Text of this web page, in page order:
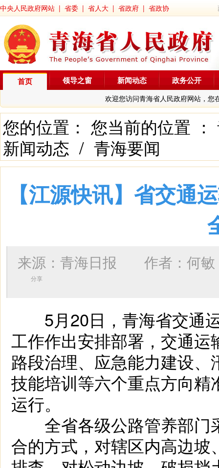
中央人民政府网站 | 省委 | 省人大 | 省政府 | 省政协
首页
欢迎您访问青海省人民政府网站，您
领导之窗 新闻动态 政务公开
您的位置： 您当前的位置 ：
新闻动态 / 青海要闻
【江源快讯】省交通
来源：青海日报 作者： 何敏
分享
5月20日，青海省交通运
工作作出安排部署，交通
路段治理、应急能力建设
技能培训等六个重点方向
运行。
全省各级公路管养部门
合的方式，对辖区内高边